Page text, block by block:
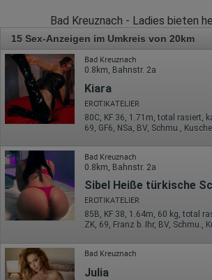
Bad Kreuznach - Ladies bieten
15 Sex-Anzeigen im Umkreis von 20km
Bad Kreuznach
0.8km, Bahnstr. 2a
Kiara
EROTIKATELIER
80C, KF 36, 1.71m, total rasiert,
Bad Kreuznach
0.8km, Bahnstr. 2a
Sibel Heiße türkische
EROTIKATELIER
85B, KF 38, 1.64m, 60 kg, total
Bad Kreuznach
Julia